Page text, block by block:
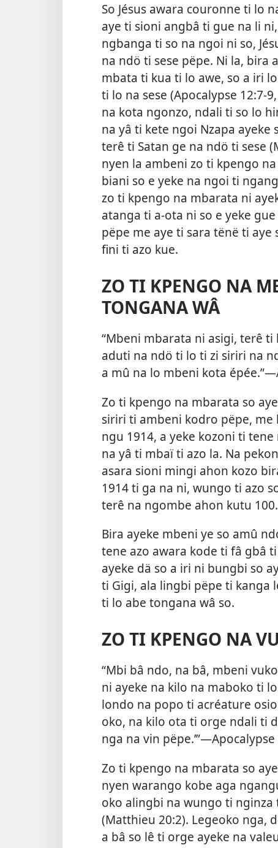
So Jésus awara couronne ti lo
aye ti sioni angbâ ti gue na li
ngbanga ti so na ngoi ni so,
na ndö ti sese pëpe. Ni la, bira
mbata ti kua ti lo awe, so a iri
ti lo na sese (Apocalypse 12:7-
na kota ngonzo, ndali ti so lo
na yâ ti kete ngoi Nzapa ayeke
terê ti Satan ge na ndö ti sese
nyen la ambeni zo ti kpengo
biani so e yeke na ngoi ti
zo ti kpengo na mbarata ni
atanga ti a-ota ni so e yeke
pëpe me aye ti sara tënë ti aye
fini ti azo kue.
ZO TI KPENGO NA
TONGANA WÂ
“Mbeni mbarata ni asigi, terê
aduti na ndö ti lo ti zi siriri na
a mû na lo mbeni kota
Zo ti kpengo na mbarata so
siriri ti ambeni kodro pëpe, me
ngu 1914, a yeke kozoni ti
na yâ ti mbaï ti azo la. Na
asara sioni mingi ahon kozo
1914 ti ga na ni, wungo ti azo
terê na ngombe ahon kutu
Bira ayeke mbeni ye so amû
tene azo awara kode ti fâ gbâ
ayeke dä so a iri ni bungbi so
ti Gigi, ala lingbi pëpe ti kanga
ti lo abe tongana wâ so.
ZO TI KPENGO NA
“Mbi bâ ndo, na bâ, mbeni
ni ayeke na kilo na maboko ti
londo na popo ti acréature
oko, na kilo ota ti orge ndali ti
nga na vin pëpe.’”—Apocalypse
Zo ti kpengo na mbarata so
nyen warango kobe aga
oko alingbi na wungo ti nginza
(Matthieu 20:2). Legeoko nga,
a bâ so lê ti orge ayeke na